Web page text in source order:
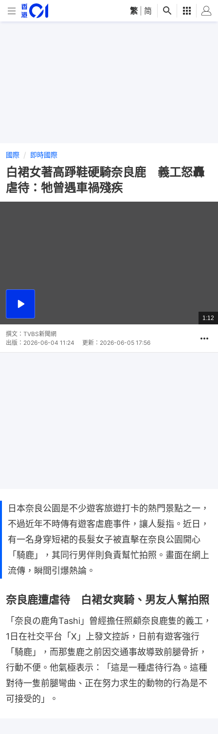
繁 简
國際 即時國際
白裙女著高踭鞋硬騎奈良鹿 義工怒轟
虐待：牠曾遇車禍殘疾
播
總
共
1:12
撰文： TVBS新聞網
出版： 2026-06-04 11:24 更新： 2026-06-05 17:56
日本奈良公園是不少遊客旅遊打卡的熱門景點之一，
不過近年不時傳有遊客虐鹿事件，讓人髮指。近日，
有一名身穿短裙的長髮女子被直擊在奈良公園開心
「騎鹿」，其同行男伴則負責幫忙拍照。畫面在網上
流傳，瞬間引爆熱論。
奈良鹿遭虐待 白裙女爽騎、男友人幫拍照
「奈良の鹿角Tashi」曾經擔任照顧奈良鹿隻的義工，
1日在社交平台「X」上發文控訴，日前有遊客強行
「騎鹿」，而那隻鹿之前因交通事故導致前腿骨折，
行動不便。他氣極表示：「這是一種虐待行為。這種
對待一隻前腿彎曲、正在努力求生的動物的行為是不
可接受的」。